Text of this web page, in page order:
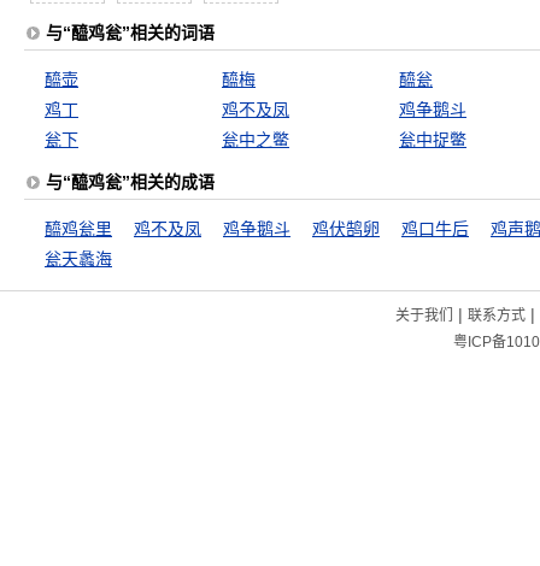
与“醯鸡瓮”相关的词语
醯壶 醯梅
醯瓮
鸡丁
鸡不及凤
鸡争鹅斗
瓮下
瓮中之鳖 瓮中捉鳖
与“醯鸡瓮”相关的成语
醯鸡瓮里 鸡不及凤 鸡争鹅斗 鸡伏鹄卵 鸡口牛后
鸡声
瓮天蠡海
关于我们 | 联系方式|
粤ICP备